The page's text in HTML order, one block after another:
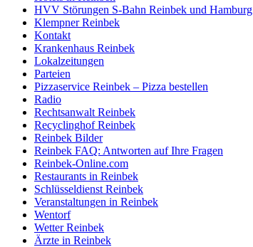
HVV Störungen S-Bahn Reinbek und Hamburg
Klempner Reinbek
Kontakt
Krankenhaus Reinbek
Lokalzeitungen
Parteien
Pizzaservice Reinbek – Pizza bestellen
Radio
Rechtsanwalt Reinbek
Recyclinghof Reinbek
Reinbek Bilder
Reinbek FAQ: Antworten auf Ihre Fragen
Reinbek-Online.com
Restaurants in Reinbek
Schlüsseldienst Reinbek
Veranstaltungen in Reinbek
Wentorf
Wetter Reinbek
Ärzte in Reinbek